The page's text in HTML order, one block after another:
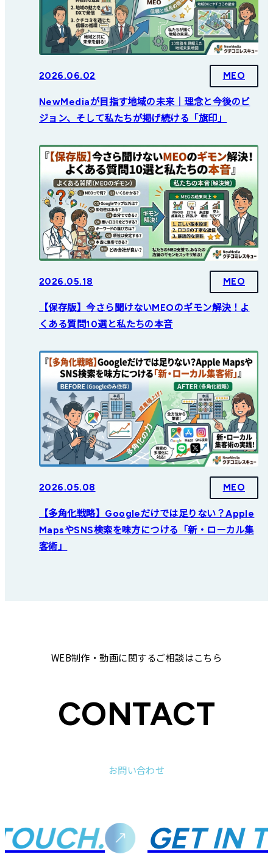
2026.06.02 MEO
NewMediaが目指す地域の未来｜理念と今後のビ
ジョン、そして私たちが掲げ続ける「旗印」
2026.05.18 MEO
【保存版】今さら聞けないMEOのギモン解決！よ
くある質問10選と私たちの本音
2026.05.08 MEO
【多角化戦略】Googleだけでは足りない？Apple
MapsやSNS検索を味方につける「新・ローカル集
客術」
WEB制作・動画に関するご相談はこちら
CONTACT
お問い合わせ
GET IN